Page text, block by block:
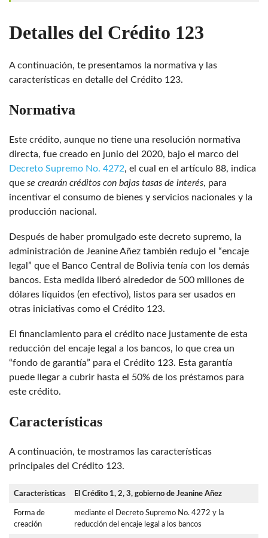
Detalles del Crédito 123
A continuación, te presentamos la normativa y las
características en detalle del Crédito 123.
Normativa
Este crédito, aunque no tiene una resolución normativa
directa, fue creado en junio del 2020, bajo el marco del
Decreto Supremo No. 4272, el cual en el artículo 88, indica
que se crearán créditos con bajas tasas de interés, para
incentivar el consumo de bienes y servicios nacionales y la
producción nacional.
Después de haber promulgado este decreto supremo, la
administración de Jeanine Añez también redujo el “encaje
legal” que el Banco Central de Bolivia tenía con los demás
bancos. Esta medida liberó alrededor de 500 millones de
dólares líquidos (en efectivo), listos para ser usados en
otras iniciativas como el Crédito 123.
El financiamiento para el crédito nace justamente de esta
reducción del encaje legal a los bancos, lo que crea un
“fondo de garantía” para el Crédito 123. Esta garantía
puede llegar a cubrir hasta el 50% de los préstamos para
este crédito.
Características
A continuación, te mostramos las características
principales del Crédito 123.
Características El Crédito 1, 2, 3, gobierno de Jeanine Añez
Forma de
creación
mediante el Decreto Supremo No. 4272 y la
reducción del encaje legal a los bancos